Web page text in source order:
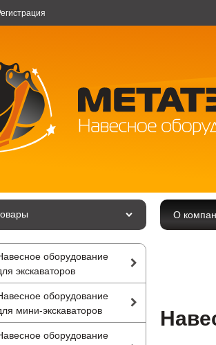
О
оборудование
экскаваторов
оборудование
мини-экскаваторов
оборудование